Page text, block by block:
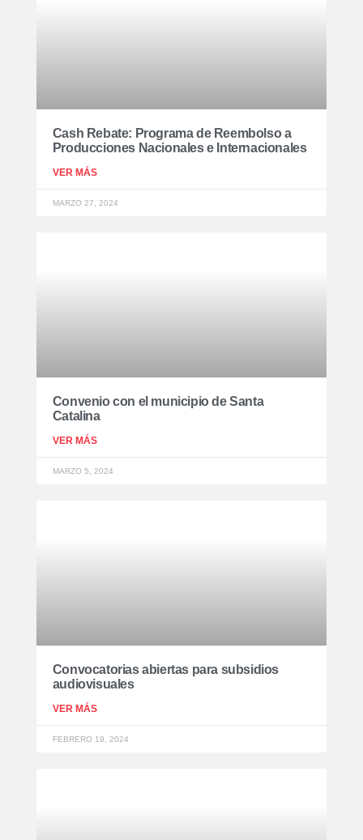
Cash Rebate: Programa de Reembolso a
Producciones Nacionales e Internacionales
VER MÁS
MARZO 27, 2024
Convenio con el municipio de Santa
Catalina
VER MÁS
MARZO 5, 2024
Convocatorias abiertas para subsidios
audiovisuales
VER MÁS
FEBRERO 19, 2024